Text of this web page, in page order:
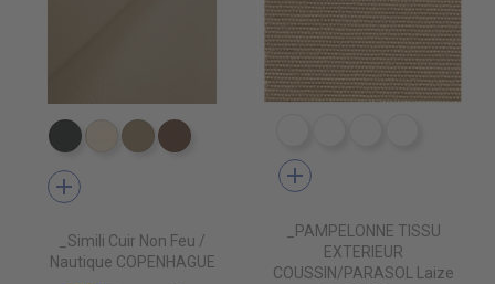
EN7005 VERT ANGLAIS
EN7001 CREME
EN7002 BEIGE
EN7003 BRUN
add
_Simili Cuir Non Feu /
Nautique COPENHAGUE
add
_PAMPELONNE TISSU
EXTERIEUR
COUSSIN/PARASOL Laize